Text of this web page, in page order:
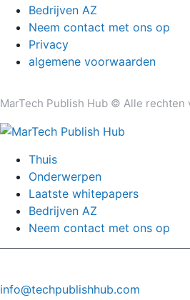
Bedrijven AZ
Neem contact met ons op
Privacy
algemene voorwaarden
MarTech Publish Hub © Alle rechten
Thuis
Onderwerpen
Laatste whitepapers
Bedrijven AZ
Neem contact met ons op
info@techpublishhub.com